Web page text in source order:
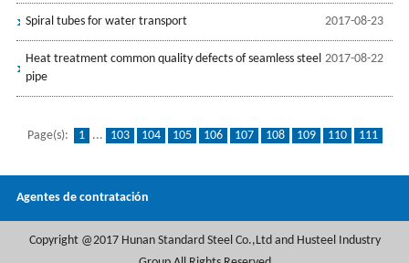
2017-08-23
Spiral tubes for water transport
2017-08-22
Heat treatment common quality defects of seamless steel
pipe
Page(s): 1 ... 103 104 105 106 107 108 109 110
111
Agentes de contratación
Copyright @2017 Hunan Standard Steel Co.,Ltd and Husteel Industry